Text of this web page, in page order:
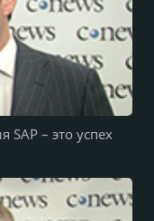
SAP – это успех